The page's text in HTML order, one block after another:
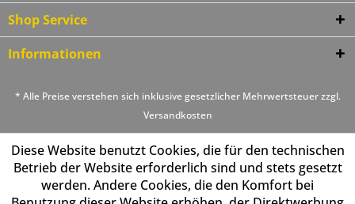
Shop Service
Informationen
* Alle Preise verstehen sich inklusive gesetzlicher Mehrwertsteuer zzgl.
Versandkosten
Diese Website benutzt Cookies, die für den technischen
Betrieb der Website erforderlich sind und stets gesetzt
werden. Andere Cookies, die den Komfort bei